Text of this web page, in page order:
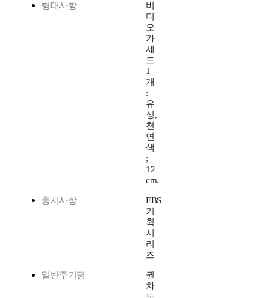
형태사항
비
디
오
카
세
트
1
개
:
유
성,
천
연
색
;
12
cm.
총서사항
EBS
기
획
시
리
즈
일반주기명
권
차